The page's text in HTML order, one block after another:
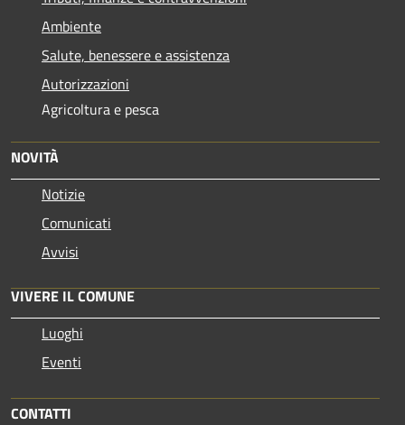
Ambiente
Salute, benessere e assistenza
Autorizzazioni
Agricoltura e pesca
NOVITÀ
Notizie
Comunicati
Avvisi
VIVERE IL COMUNE
Luoghi
Eventi
CONTATTI